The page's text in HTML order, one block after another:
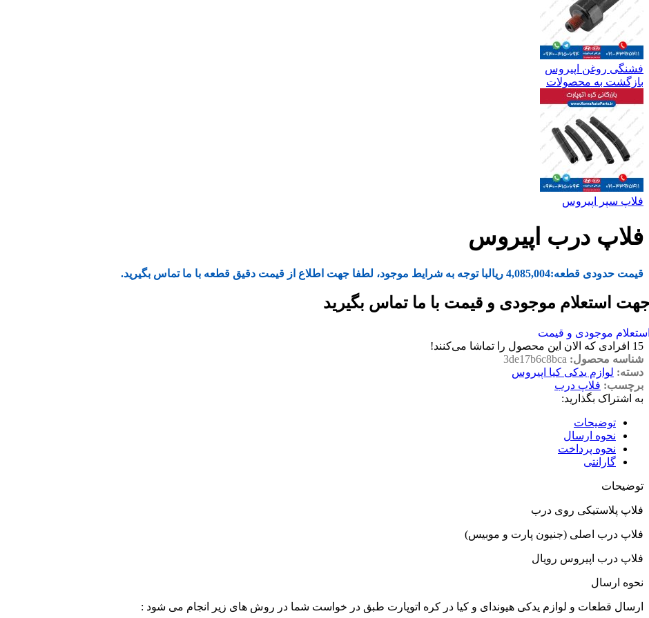
فشنگی روغن اپیروس
بازگشت به محصولات
فلاپ سپر اپیروس
فلاپ درب اپیروس
قیمت حدودی قطعه:4,085,004 ریالبا توجه به شرایط موجود، لطفا جهت اطلاع از قیمت دقیق قطعه با ما تماس بگیرید.
استعلام موجودی و قیمت با ما تماس بگیرید
موجودی و قیمت
15 افرادی که الان این محصول را تماشا می‌کنند!
شناسه محصول: 3de17b6c8bca
دسته: لوازم یدکی کیا اپیروس
برچسب: فلاپ درب
به اشتراک بگذارید:
توضیحات
نحوه ارسال
نحوه پرداخت
گارانتی
توضیحات
فلاپ پلاستیکی روی درب
فلاپ درب اصلی (جنیون پارت و موبیس)
فلاپ درب اپیروس رویال
نحوه ارسال
ارسال قطعات و لوازم یدکی هیوندای و کیا در کره اتوپارت طبق در خواست شما در روش های زیر انجام می شود :